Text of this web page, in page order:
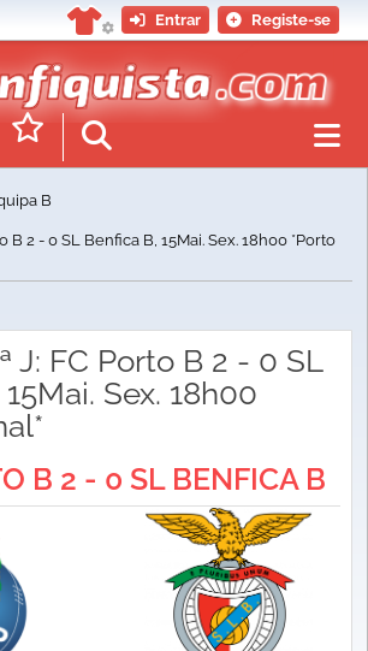
Entrar Registe-se
B
B 2 - 0 SL Benfica B, 15Mai. Sex. 18h00 *Porto
J: FC Porto B 2 - 0 SL
Sex. 18h00
B 2 - 0 SL BENFICA B